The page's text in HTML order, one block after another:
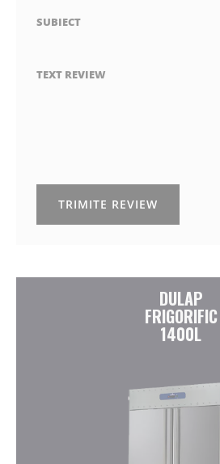
SUBIECT
TEXT REVIEW
TRIMITE REVIEW
DULAP
FRIGORIFIC
1400L